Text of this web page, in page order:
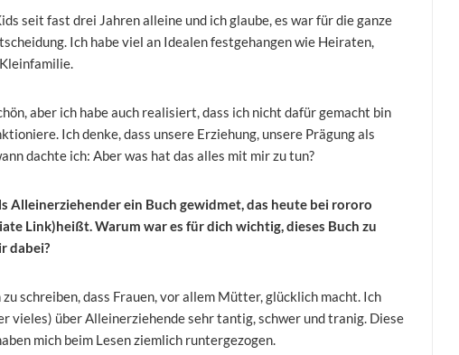
seit fast drei Jahren alleine und ich glaube, es war für die ganze
Ich habe viel an Idealen festgehangen wie Heiraten,
aber ich habe auch realisiert, dass ich nicht dafür gemacht bin
Ich denke, dass unsere Erziehung, unsere Prägung als
dachte ich: Aber was hat das alles mit mir zu tun?
Alleinerziehender ein Buch gewidmet, das heute bei rororo
Link)heißt. Warum war es für dich wichtig, dieses Buch zu
dabei?
schreiben, dass Frauen, vor allem Mütter, glücklich macht. Ich
vieles) über Alleinerziehende sehr tantig, schwer und tranig. Diese
mich beim Lesen ziemlich runtergezogen.